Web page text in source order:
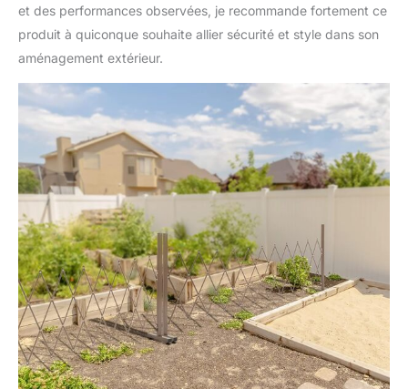
et des performances observées, je recommande fortement ce
produit à quiconque souhaite allier sécurité et style dans son
aménagement extérieur.